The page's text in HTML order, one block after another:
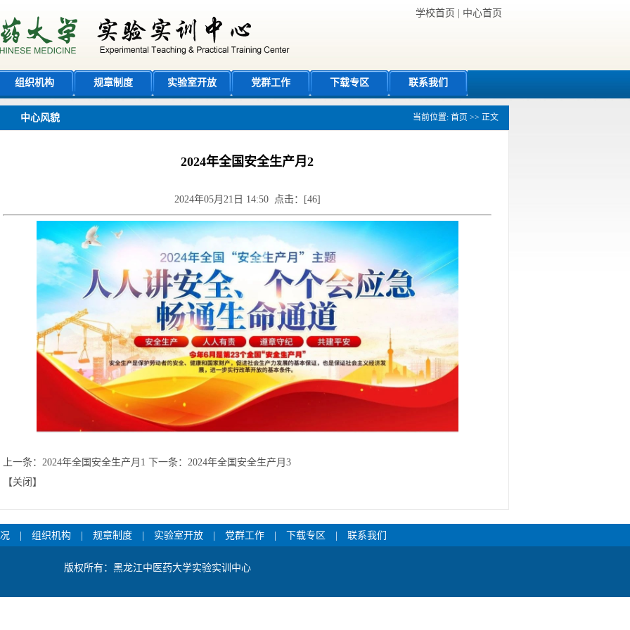
学校首页 中心首页
组织机构 规章制度 实验室开放 党群工作 下载专区 联系我们
当前位置: 首页 >> 正文
中心风貌
2024年全国安全生产月2
2024年05月21日 14:50 点击：[46]
上一条： 2024年全国安全生产月1 下一条： 2024年全国安全生产月3
【关闭 】
组织机构 规章制度 实验室开放 党群工作 下载专区 联系我们
版权所有：黑龙江中医药大学实验实训中心